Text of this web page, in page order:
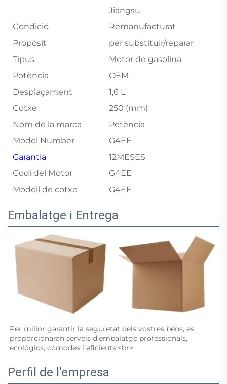
Jiangsu
Condició
Remanufacturat
Propòsit
per substituir/reparar
Tipus
Motor de gasolina
Potència
OEM
Desplaçament
1,6 L
Cotxe
250 (mm)
Nom de la marca
Potència
Model Number
G4EE
Garantia
12MESES
Codi del Motor
G4EE
Modell de cotxe
G4EE
Embalatge i Entrega
Per millor garantir la seguretat dels vostres béns, es
proporcionaran serveis d'embalatge professionals,
ecològics, còmodes i eficients.<br>
Perfil de l'empresa